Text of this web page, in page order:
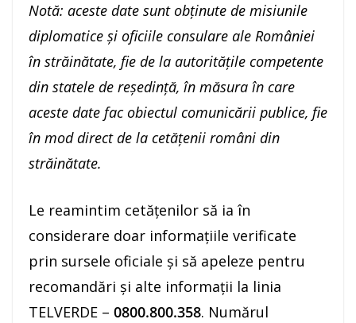
Notă: aceste date sunt obținute de misiunile
diplomatice și oficiile consulare ale României
în străinătate, fie de la autoritățile competente
din statele de reședință, în măsura în care
aceste date fac obiectul comunicării publice, fie
în mod direct de la cetățenii români din
străinătate.
Le reamintim cetățenilor să ia în
considerare doar informațiile verificate
prin sursele oficiale și să apeleze pentru
recomandări și alte informații la linia
TELVERDE – 0800.800.358. Numărul